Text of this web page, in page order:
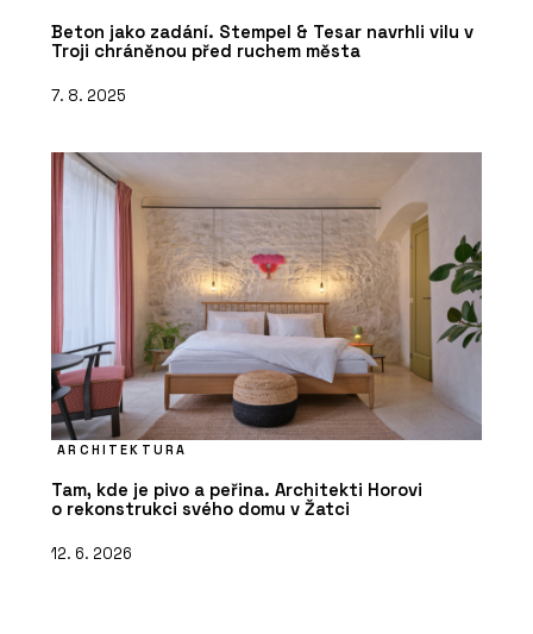
Beton jako zadání. Stempel & Tesar navrhli vilu v
Troji chráněnou před ruchem města
7. 8. 2025
ARCHITEKTURA
Tam, kde je pivo a peřina. Architekti Horovi
o rekonstrukci svého domu v Žatci
12. 6. 2026